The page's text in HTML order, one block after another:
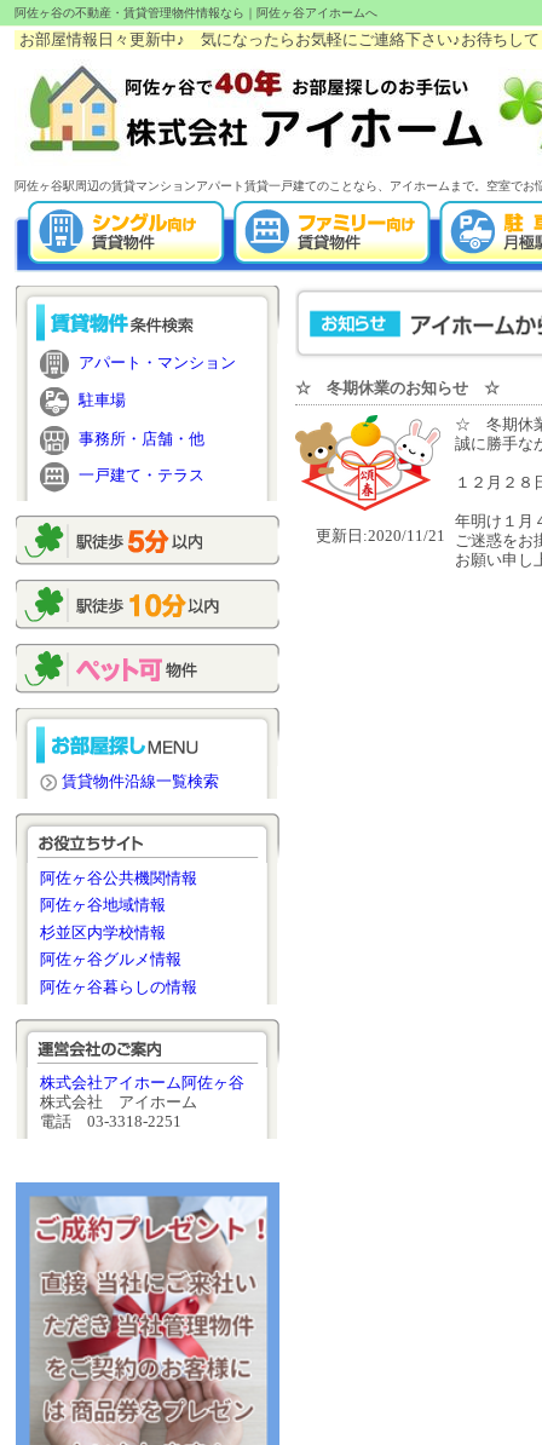
阿佐ヶ谷の不動産・賃貸管理物件情報なら｜阿佐ヶ谷アイホームへ
お部屋情報日々更新中♪ 気になったらお気軽にご連絡下さい♪お待ちしてま
阿佐ヶ谷駅周辺の賃貸マンションアパート賃貸一戸建てのことなら、アイホームまで。空室で
アパート・マンション
駐車場
事務所・店舗・他
一戸建て・テラス
賃貸物件沿線一覧検索
阿佐ヶ谷公共機関情報
阿佐ヶ谷地域情報
杉並区内学校情報
阿佐ヶ谷グルメ情報
阿佐ヶ谷暮らしの情報
株式会社アイホーム阿佐ヶ谷
株式会社 アイホーム
電話 03-3318-2251
☆ 冬期休業のお知らせ ☆
☆ 冬期休
誠に勝手な
１２月２８
年明け１月
ご迷惑をお
お願い申し
更新日:2020/11/21